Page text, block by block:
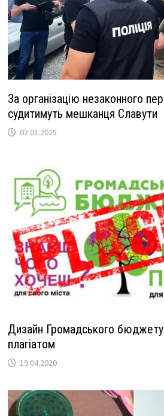
За організацію незаконного
судитимуть мешканця Славути
02.01.2025
Дизайн Громадського
плагіатом
19.04.2020